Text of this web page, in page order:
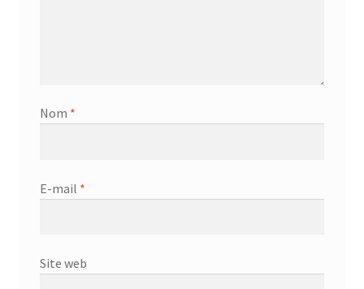
Nom *
E-mail *
Site web